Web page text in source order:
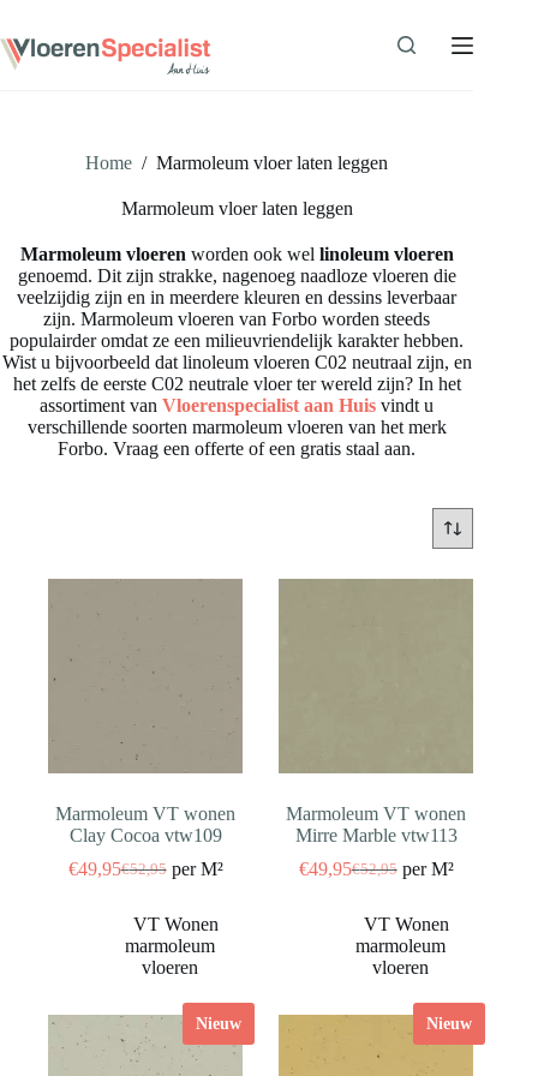
de
inhoud
Home / Marmoleum vloer laten leggen
Marmoleum vloer laten leggen
Marmoleum vloeren worden ook wel linoleum vloeren
genoemd. Dit zijn strakke, nagenoeg naadloze vloeren die
veelzijdig zijn en in meerdere kleuren en dessins leverbaar
zijn. Marmoleum vloeren van Forbo worden steeds
populairder omdat ze een milieuvriendelijk karakter hebben.
Wist u bijvoorbeeld dat linoleum vloeren C02 neutraal zijn, en
het zelfs de eerste C02 neutrale vloer ter wereld zijn? In het
assortiment vanVloerenspecialist aan Huis vindt u
verschillende soorten marmoleum vloeren van het merk
Forbo. Vraag een offerte of een gratis staal aan.
Marmoleum VT wonen
Clay Cocoa vtw109
€52,95
Oorspronkelijke
was:
€52,95.
€49,95Huidige
€49,95.
per M²
Marmoleum VT wonen
Mirre Marble vtw113
€52,95
Oorspronkelijke
was:
€52,95.
€49,95Huidige
€49,95.
per M²
Nieuw Nieuw